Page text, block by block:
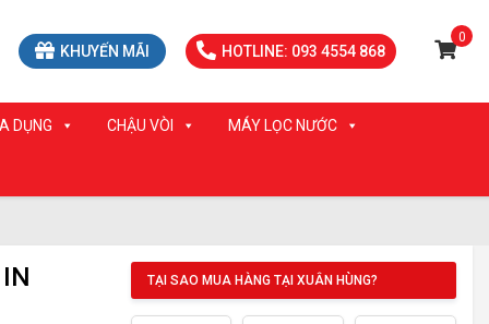
KHUYẾN MÃI HOTLINE: 093 4554 868
0
DỤNG CHẬU VÒI MÁY LỌC NƯỚC
TẠI SAO MUA HÀNG TẠI XUÂN HÙNG?